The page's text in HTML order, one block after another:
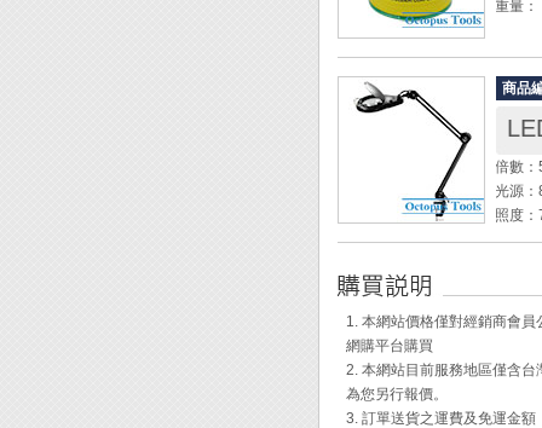
重量
◆ 使用
烙鐵
商品
倍數
光源
照度
色溫
燈罩
消耗
長度
1. 本網站價格僅對經銷商會
網購平台購買
2. 本網站目前服務地區僅含
為您另行報價。
3. 訂單送貨之運費及免運金